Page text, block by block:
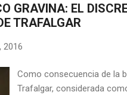
en los símbolos, las
un lenguaje cifrado
no era un simple
tridimensional y
los agentes dobles
GRAVINA: EL
TRAFALGAR
2016
Como consecuencia de la
Trafalgar, considerada